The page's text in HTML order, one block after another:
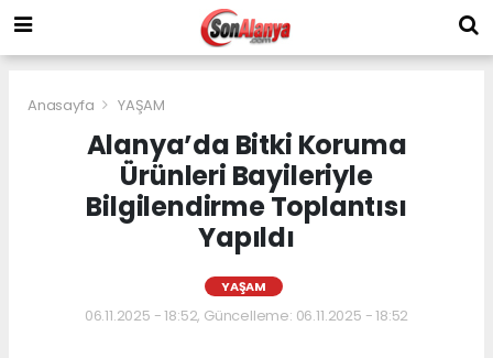
Anasayfa YAŞAM
Alanya’da Bitki Koruma
Ürünleri Bayileriyle
Bilgilendirme Toplantısı
Yapıldı
YAŞAM
06.11.2025 - 18:52, Güncelleme: 06.11.2025 - 18:52